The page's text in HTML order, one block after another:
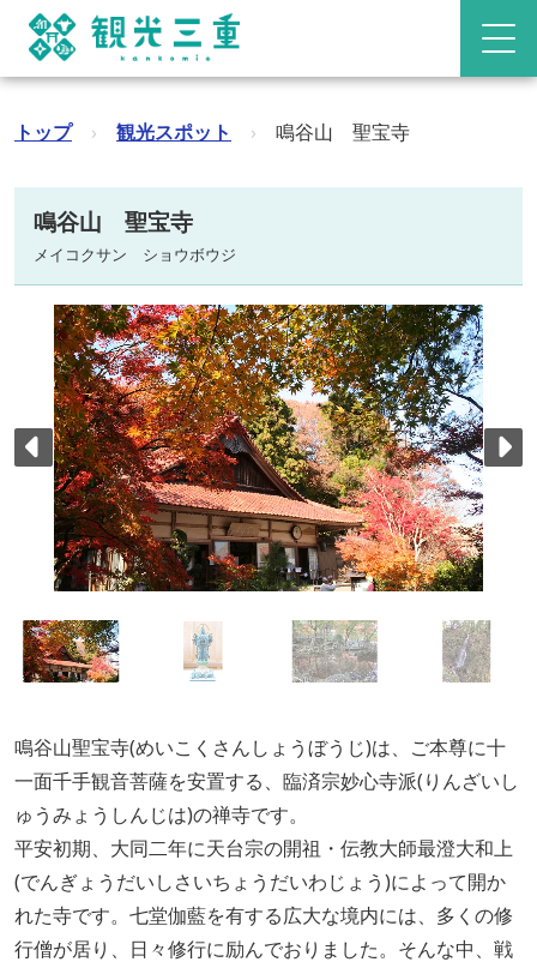
トップ › 観光スポット › 鳴谷山 聖宝寺
鳴谷山 聖宝寺
メイコクサン ショウボウジ
鳴谷山聖宝寺(めいこくさんしょうぼうじ)は、ご本尊に十
一面千手観音菩薩を安置する、臨済宗妙心寺派(りんざいし
ゅうみょうしんじは)の禅寺です。
平安初期、大同二年に天台宗の開祖・伝教大師最澄大和上
(でんぎょうだいしさいちょうだいわじょう)によって開か
れた寺です。七堂伽藍を有する広大な境内には、多くの修
行僧が居り、日々修行に励んでおりました。そんな中、戦